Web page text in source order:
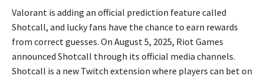
Valorant is adding an official prediction feature called
Shotcall, and lucky fans have the chance to earn rewards
from correct guesses. On August 5, 2025, Riot Games
announced Shotcall through its official media channels.
Shotcall is a new Twitch extension where players can bet on